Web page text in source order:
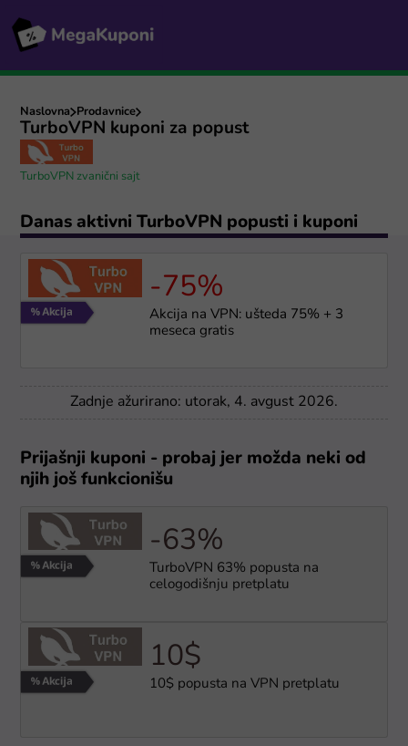
Naslovna Prodavnice
TurboVPN kuponi za popust
TurboVPN zvanični sajt
Danas aktivni TurboVPN popusti i kuponi
-75%
Akcija na VPN: ušteda 75% + 3
meseca gratis
Zadnje ažurirano: utorak, 4. avgust 2026.
Prijašnji kuponi - probaj jer možda neki od
njih još funkcionišu
-63%
TurboVPN 63% popusta na
celogodišnju pretplatu
10$
10$ popusta na VPN pretplatu